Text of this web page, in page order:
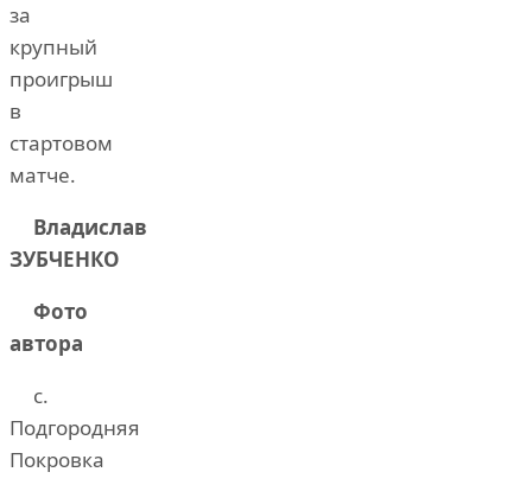
за
крупный
проигрыш
в
стартовом
матче.
Владислав
ЗУБЧЕНКО
Фото
автора
с.
Подгородняя
Покровка